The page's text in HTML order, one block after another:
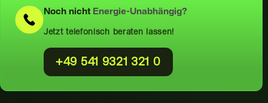
Noch nicht Energie-Unabhängig?
Jetzt telefonisch beraten lassen!
+49 541 9321 321 0